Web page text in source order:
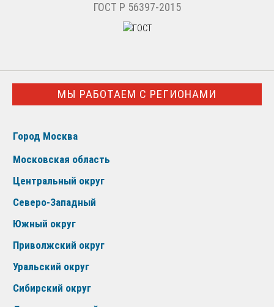
ГОСТ Р 56397-2015
МЫ РАБОТАЕМ С РЕГИОНАМИ
Город Москва
Московская область
Центральный округ
Северо-Западный
Южный округ
Приволжский округ
Уральский округ
Сибирский округ